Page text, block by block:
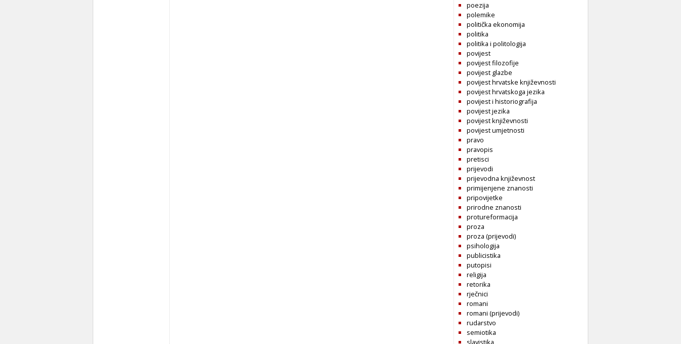
poezija
polemike
politička ekonomija
politika
politika i politologija
povijest
povijest filozofije
povijest glazbe
povijest hrvatske književnosti
povijest hrvatskoga jezika
povijest i historiografija
povijest jezika
povijest književnosti
povijest umjetnosti
pravo
pravopis
pretisci
prijevodi
prijevodna književnost
primijenjene znanosti
pripovijetke
prirodne znanosti
protureformacija
proza
proza (prijevodi)
psihologija
publicistika
putopisi
religija
retorika
rječnici
romani
romani (prijevodi)
rudarstvo
semiotika
slavistika